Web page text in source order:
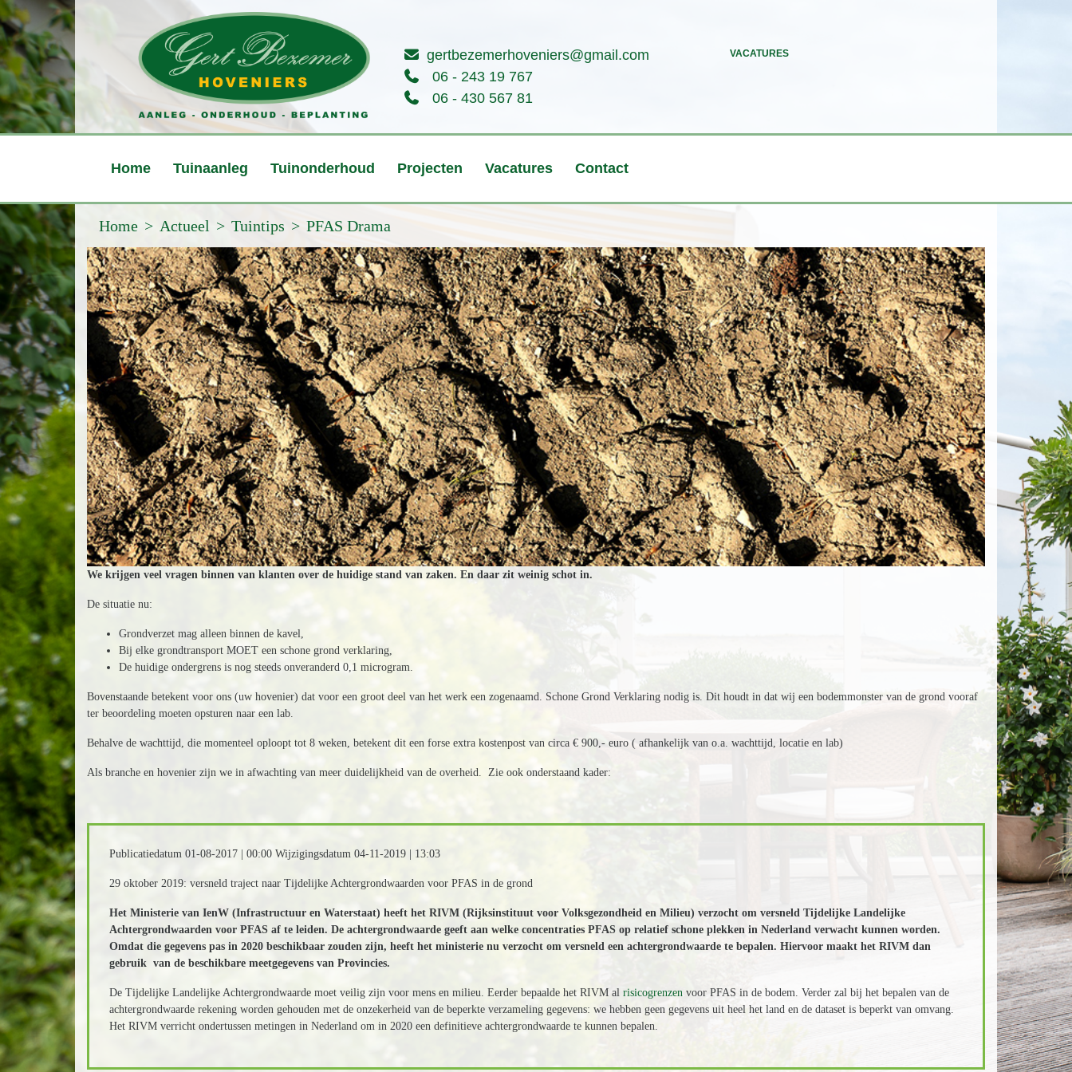
gertbezemerhoveniers@gmail.com
06 - 243 19 767
06 - 430 567 81
VACATURES
Home Tuinaanleg Tuinonderhoud Projecten Vacatures Contact
Home Actueel Tuintips PFAS Drama
We krijgen veel vragen binnen van klanten over de huidige stand van zaken. En daar zit weinig schot in.
De situatie nu:
Grondverzet mag alleen binnen de kavel,
Bij elke grondtransport MOET een schone grond verklaring,
De huidige ondergrens is nog steeds onveranderd 0,1 microgram.
Bovenstaande betekent voor ons (uw hovenier) dat voor een groot deel van het werk een zogenaamd. Schone Grond Verklaring nodig is. Dit houdt in dat wij een bodemmonster van de grond vooraf
ter beoordeling moeten opsturen naar een lab.
Behalve de wachttijd, die momenteel oploopt tot 8 weken, betekent dit een forse extra kostenpost van circa € 900,- euro ( afhankelijk van o.a. wachttijd, locatie en lab)
Als branche en hovenier zijn we in afwachting van meer duidelijkheid van de overheid. Zie ook onderstaand kader:
Publicatiedatum 01-08-2017 | 00:00 Wijzigingsdatum 04-11-2019 | 13:03
29 oktober 2019: versneld traject naar Tijdelijke Achtergrondwaarden voor PFAS in de grond
Het Ministerie van IenW (Infrastructuur en Waterstaat) heeft het RIVM (Rijksinstituut voor Volksgezondheid en Milieu) verzocht om versneld Tijdelijke Landelijke
Achtergrondwaarden voor PFAS af te leiden. De achtergrondwaarde geeft aan welke concentraties PFAS op relatief schone plekken in Nederland verwacht kunnen worden.
Omdat die gegevens pas in 2020 beschikbaar zouden zijn, heeft het ministerie nu verzocht om versneld een achtergrondwaarde te bepalen. Hiervoor maakt het RIVM dan
gebruik van de beschikbare meetgegevens van Provincies.
De Tijdelijke Landelijke Achtergrondwaarde moet veilig zijn voor mens en milieu. Eerder bepaalde het RIVM al risicogrenzen voor PFAS in de bodem. Verder zal bij het bepalen van de
achtergrondwaarde rekening worden gehouden met de onzekerheid van de beperkte verzameling gegevens: we hebben geen gegevens uit heel het land en de dataset is beperkt van omvang.
Het RIVM verricht ondertussen metingen in Nederland om in 2020 een definitieve achtergrondwaarde te kunnen bepalen.